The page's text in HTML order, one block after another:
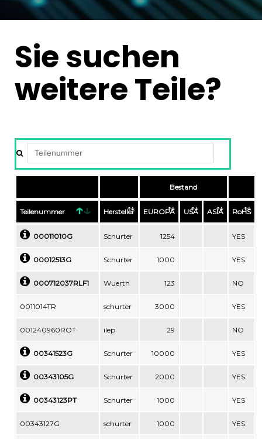
Sie suchen
weitere Teile?
Bestand
Teilenummer Hersteller EUROPA USA ASIA RoHS
00011010G Schurter 1254 YES
00012513G Schurter 1000 YES
000712037RLF1 Wuerth 123 NO
0011014TR schurter 3000 YES
001240960ROT ilep 29 NO
00341523G Schurter 10000 YES
00343105G Schurter 2000 YES
00343123PT Schurter 1000 YES
00343127G schurter 1000 YES